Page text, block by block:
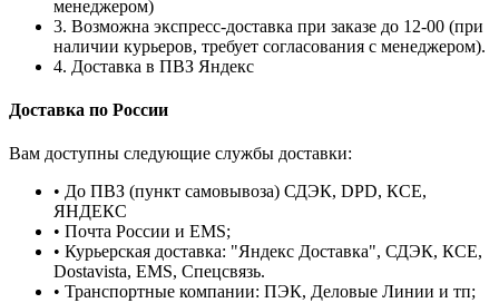
менеджером)
3. Возможна экспресс-доставка при заказе до 12-00 (при
наличии курьеров, требует согласования с менеджером).
4. Доставка в ПВЗ Яндекс
Доставка по России
Вам доступны следующие службы доставки:
• До ПВЗ (пункт самовывоза) СДЭК, DPD, КСЕ,
ЯНДЕКС
• Почта России и EMS;
• Курьерская доставка: "Яндекс Доставка", СДЭК, КСЕ,
Dostavista, EMS, Спецсвязь.
• Транспортные компании: ПЭК, Деловые Линии и тп;